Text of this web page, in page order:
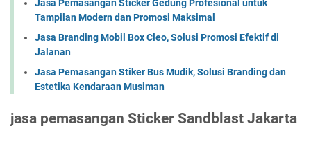
Jasa Pemasangan Sticker Gedung Profesional untuk
Tampilan Modern dan Promosi Maksimal
Jasa Branding Mobil Box Cleo, Solusi Promosi Efektif di
Jalanan
Jasa Pemasangan Stiker Bus Mudik, Solusi Branding dan
Estetika Kendaraan Musiman
jasa реmаѕаngаn Sticker Sandblast Jakarta